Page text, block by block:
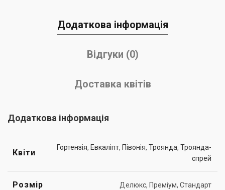
Додаткова інформація
Відгуки (0)
Доставка квітів
Додаткова інформація
Квіти
Гортензія, Евкаліпт, Півонія, Троянда, Троянда-
спрей
Розмір Делюкс, Преміум, Стандарт